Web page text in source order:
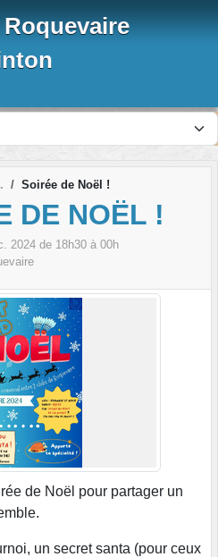
Soirée de Noël !
DE NOËL !
2024 de 18h30 à 00h
de Noël pour partager un
un secret santa (pour ceux